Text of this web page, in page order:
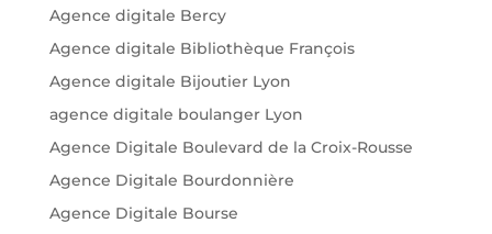
Agence digitale Bercy
Agence digitale Bibliothèque François
Agence digitale Bijoutier Lyon
agence digitale boulanger Lyon
Agence Digitale Boulevard de la Croix-Rousse
Agence Digitale Bourdonnière
Agence Digitale Bourse